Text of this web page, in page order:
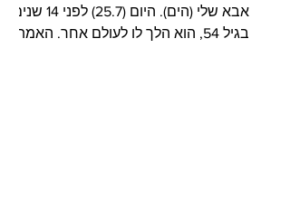
אבא שלי (הים). היום (25.7) לפני 14 שנים,
בגיל 54, הוא הלך לו לעולם אחר. האמת,